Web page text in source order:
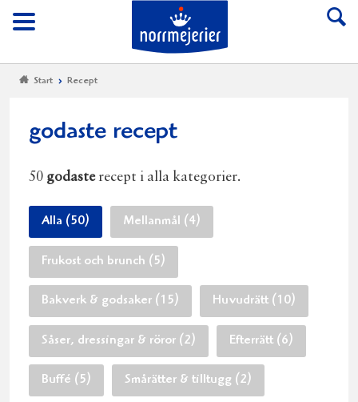
Meny
Till Norrmejerier
Start Recept
godaste recept
50 godasterecept i alla kategorier.
Alla (50) Mellanmål (4)
Frukost och brunch (5)
Bakverk & godsaker (15) Huvudrätt (10)
Såser, dressingar & röror (2) Efterrätt (6)
Buffé (5) Smårätter & tilltugg (2)